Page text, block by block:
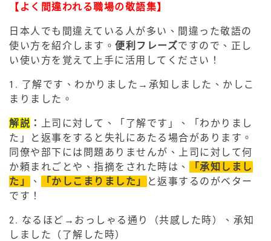
【よく間違われる職場の敬語集】
日本人でも間違えている人が多い、間違った敬語の
使い方を紹介します。 便利フレーズですので、正し
い使い方を覚えて上手に活用してください！
1. 了解です、わかりました→承知しました、かしこ
まりました。
解説 ：
上司に対して、「了解です」、「わかりまし
た」と返事をすると失礼にあたる場合があります。
同僚や部下には問題ありませんが、上司に対して何
か頼まれごとや、指摘をされた時は、
「承知しまし
た」
、 「かしこまりました」
と返事するのがベター
です！
2. なるほど→おっしゃる通り（共感した時）、承知
しました（了解した時）